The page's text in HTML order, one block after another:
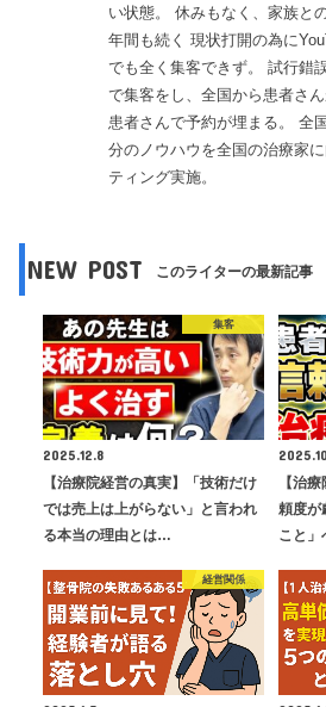
い状態。 休みもなく、家族と
年間も続く 現状打開の為に
でも全く集客できず。 試行錯
で集客をし、全国から患者さ
患者さんで予約が埋まる。 全
分のノウハウを全国の治療家
ティング実施。
NEW POST このライターの最新記事
集客
2025.12.8
【治療院経営の真実】「技術だけ
では売上は上がらない」と言われ
る本当の理由とは…
【治
頼度が
こと
経営関係